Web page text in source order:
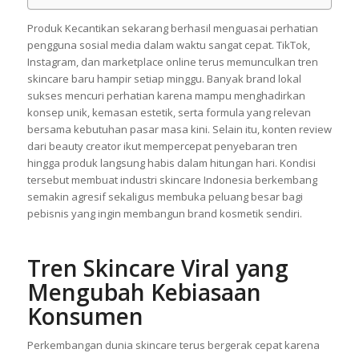
Produk Kecantikan sekarang berhasil menguasai perhatian
pengguna sosial media dalam waktu sangat cepat. TikTok,
Instagram, dan marketplace online terus memunculkan tren
skincare baru hampir setiap minggu. Banyak brand lokal
sukses mencuri perhatian karena mampu menghadirkan
konsep unik, kemasan estetik, serta formula yang relevan
bersama kebutuhan pasar masa kini. Selain itu, konten review
dari beauty creator ikut mempercepat penyebaran tren
hingga produk langsung habis dalam hitungan hari. Kondisi
tersebut membuat industri skincare Indonesia berkembang
semakin agresif sekaligus membuka peluang besar bagi
pebisnis yang ingin membangun brand kosmetik sendiri.
Tren Skincare Viral yang
Mengubah Kebiasaan
Konsumen
Perkembangan dunia skincare terus bergerak cepat karena